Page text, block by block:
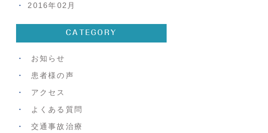
2016年02月
CATEGORY
お知らせ
患者様の声
アクセス
よくある質問
交通事故治療